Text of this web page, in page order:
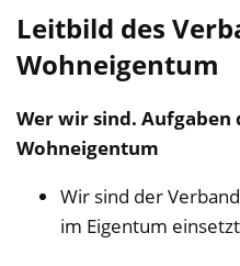
Leitbild des
Wohneigentum
Wer wir sind. Aufgaben
Wohneigentum
Wir sind der
im Eigentum